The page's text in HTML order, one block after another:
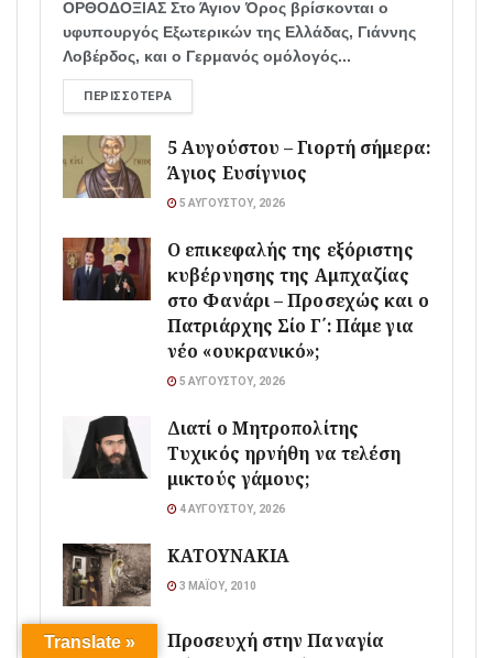
ΟΡΘΟΔΟΞΙΑΣ Στο Άγιον Όρος βρίσκονται ο
υφυπουργός Εξωτερικών της Ελλάδας, Γιάννης
Λοβέρδος, και ο Γερμανός ομόλογός...
ΠΕΡΙΣΣΌΤΕΡΑ
5 Αυγούστου – Γιορτή σήμερα:
Άγιος Ευσίγνιος
5 ΑΥΓΟΎΣΤΟΥ, 2026
Ο επικεφαλής της εξόριστης
κυβέρνησης της Αμπχαζίας
στο Φανάρι – Προσεχώς και ο
Πατριάρχης Σίο Γ΄: Πάμε για
νέο «ουκρανικό»;
5 ΑΥΓΟΎΣΤΟΥ, 2026
Διατί ο Μητροπολίτης
Τυχικός ηρνήθη να τελέση
μικτούς γάμους;
4 ΑΥΓΟΎΣΤΟΥ, 2026
ΚΑΤΟΥΝΑΚΙΑ
3 ΜΑΪ́ΟΥ, 2010
Προσευχή στην Παναγία
Translate »